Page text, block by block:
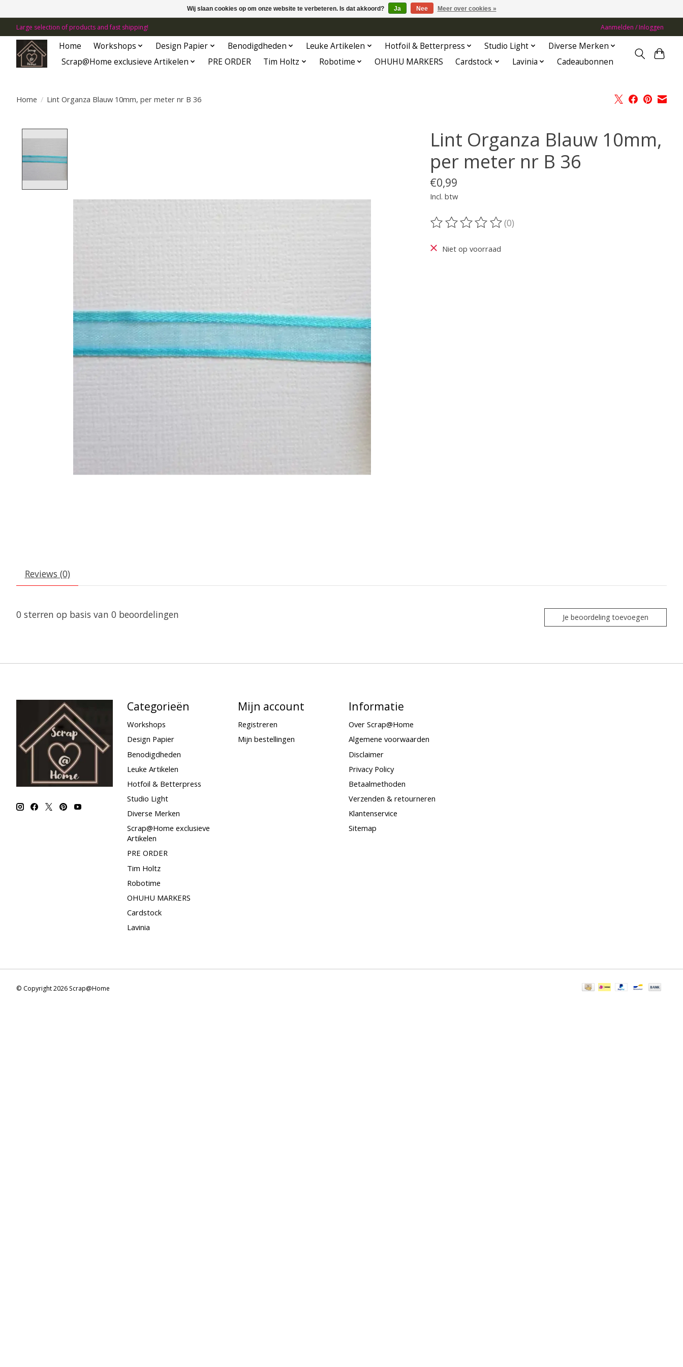
Large selection of products and fast shipping! Aanmelden / Inloggen
Home Workshops Design Papier Benodigdheden Leuke Artikelen Hotfoil & Betterpress Studio Light
Diverse Merken
Scrap@Home exclusieve Artikelen
PRE ORDER Tim Holtz Robotime OHUHU MARKERS Cardstock Lavinia Cadeaubonnen
Home / Lint Organza Blauw 10mm, per meter nr B 36
Lint Organza Blauw 10mm,
per meter nr B 36
€0,99
Incl. btw
De beoordeling van dit product is
(0)
Niet op voorraad
Reviews (0)
0 sterren op basis van 0 beoordelingen Je beoordeling toevoegen
Categorieën
Workshops
Design Papier
Benodigdheden
Leuke Artikelen
Hotfoil & Betterpress
Studio Light
Diverse Merken
Scrap@Home exclusieve
Artikelen
PRE ORDER
Tim Holtz
Robotime
OHUHU MARKERS
Cardstock
Lavinia
Mijn account
Registreren
Mijn bestellingen
Informatie
Over Scrap@Home
Algemene voorwaarden
Disclaimer
Privacy Policy
Betaalmethoden
Verzenden & retourneren
Klantenservice
Sitemap
© Copyright 2026 Scrap@Home
Wij slaan cookies op om onze website te verbeteren. Is dat akkoord? Ja Nee Meer over cookies »